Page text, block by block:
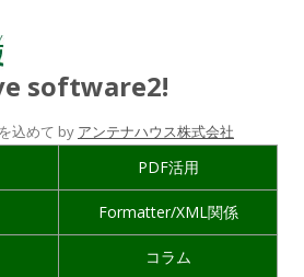
software2!
込めて by アンテナハウス株式会社
PDF活用
Formatter/XML関係
コラム